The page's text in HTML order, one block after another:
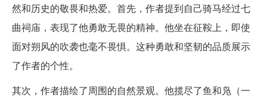
然和历史的敬畏和热爱。首先，作者提到自己骑马经过七
曲祠庙，表现了他勇敢无畏的精神。他坐在征鞍上，即使
面对朔风的吹袭也毫不畏惧。这种勇敢和坚韧的品质展示
了作者的个性。
其次，作者描绘了周围的自然景观。他揽尽了鱼和凫（一